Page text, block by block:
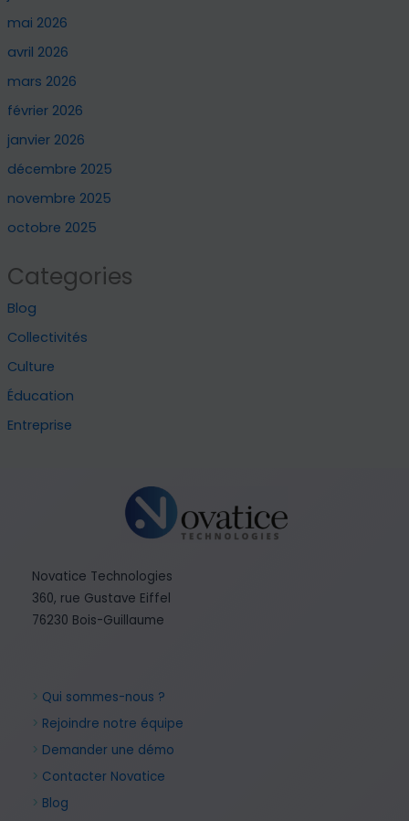
mai 2026
avril 2026
mars 2026
février 2026
janvier 2026
décembre 2025
novembre 2025
octobre 2025
Categories
Blog
Collectivités
Culture
Éducation
Entreprise
Novatice Technologies
360, rue Gustave Eiffel
76230 Bois-Guillaume
> Qui sommes-nous ?
> Rejoindre notre équipe
> Demander une démo
> Contacter Novatice
> Blog